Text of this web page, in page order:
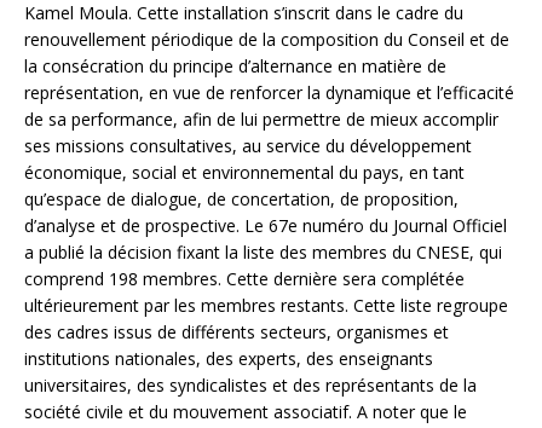
Kamel Moula. Cette installation s’inscrit dans le cadre du
renouvellement périodique de la composition du Conseil et de
la consécration du principe d’alternance en matière de
représentation, en vue de renforcer la dynamique et l’efficacité
de sa performance, afin de lui permettre de mieux accomplir
ses missions consultatives, au service du développement
économique, social et environnemental du pays, en tant
qu’espace de dialogue, de concertation, de proposition,
d’analyse et de prospective. Le 67e numéro du Journal Officiel
a publié la décision fixant la liste des membres du CNESE, qui
comprend 198 membres. Cette dernière sera complétée
ultérieurement par les membres restants. Cette liste regroupe
des cadres issus de différents secteurs, organismes et
institutions nationales, des experts, des enseignants
universitaires, des syndicalistes et des représentants de la
société civile et du mouvement associatif. A noter que le